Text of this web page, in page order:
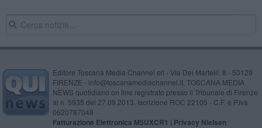
Editore Toscana Media Channel srl - Via Dei Martelli, 8 - 50129
FIRENZE - info@toscanamediachannel.it. TOSCANA MEDIA
NEWS quotidiano on line registrato presso il Tribunale di Firenze
al n. 5935 del 27.09.2013. Iscrizione ROC 22105 - C.F. e P.Iva
0620787048
Fatturazione Elettronica M5UXCR1 | Privacy Nielsen